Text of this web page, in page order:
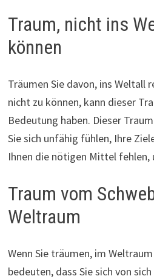
Traum, nicht ins
können
Träumen Sie davon, ins Weltall
nicht zu können, kann dieser
Bedeutung haben. Dieser
Sie sich unfähig fühlen, Ihre
Ihnen die nötigen Mittel fehlen,
Traum vom
Weltraum
Wenn Sie träumen, im
bedeuten, dass Sie sich von